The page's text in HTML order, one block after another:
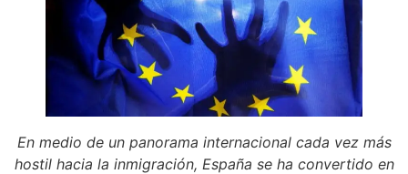
En medio de un panorama internacional cada vez más
hostil hacia la inmigración, España se ha convertido en